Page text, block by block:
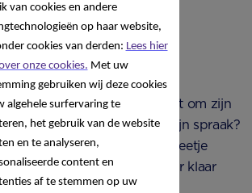
aan.
ontwikkeling
van eten je kindje helpt om zijn
en daarmee ook zijn spraak?
om je kindje beetje bij beetje
grotere stukjes als hij daar klaar
van cookies en andere
op haar website,
cookies van derden: Lees hier
onze cookies. Met uw
gebruiken wij deze cookies
algehele surfervaring te
het gebruik van de website
en te analyseren,
content en
af te stemmen op uw